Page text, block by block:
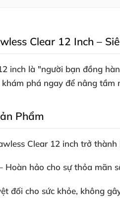
Clear 12 Inch –
inch là "người bạn đồng
phá ngay để nâng tầm
Phẩm
Clear 12 inch trở
Hoàn hảo cho sự thỏa mãn
đối cho sức khỏe, không